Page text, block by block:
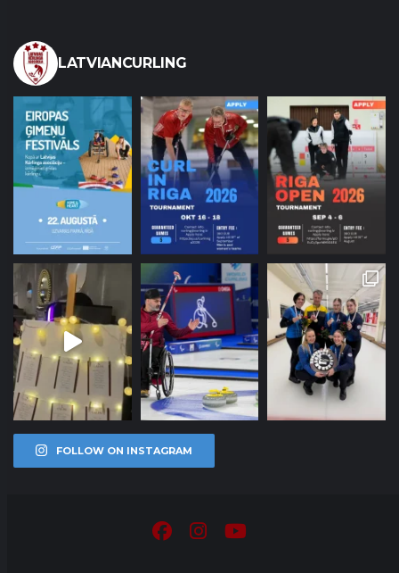
LATVIANCURLING
FOLLOW ON INSTAGRAM